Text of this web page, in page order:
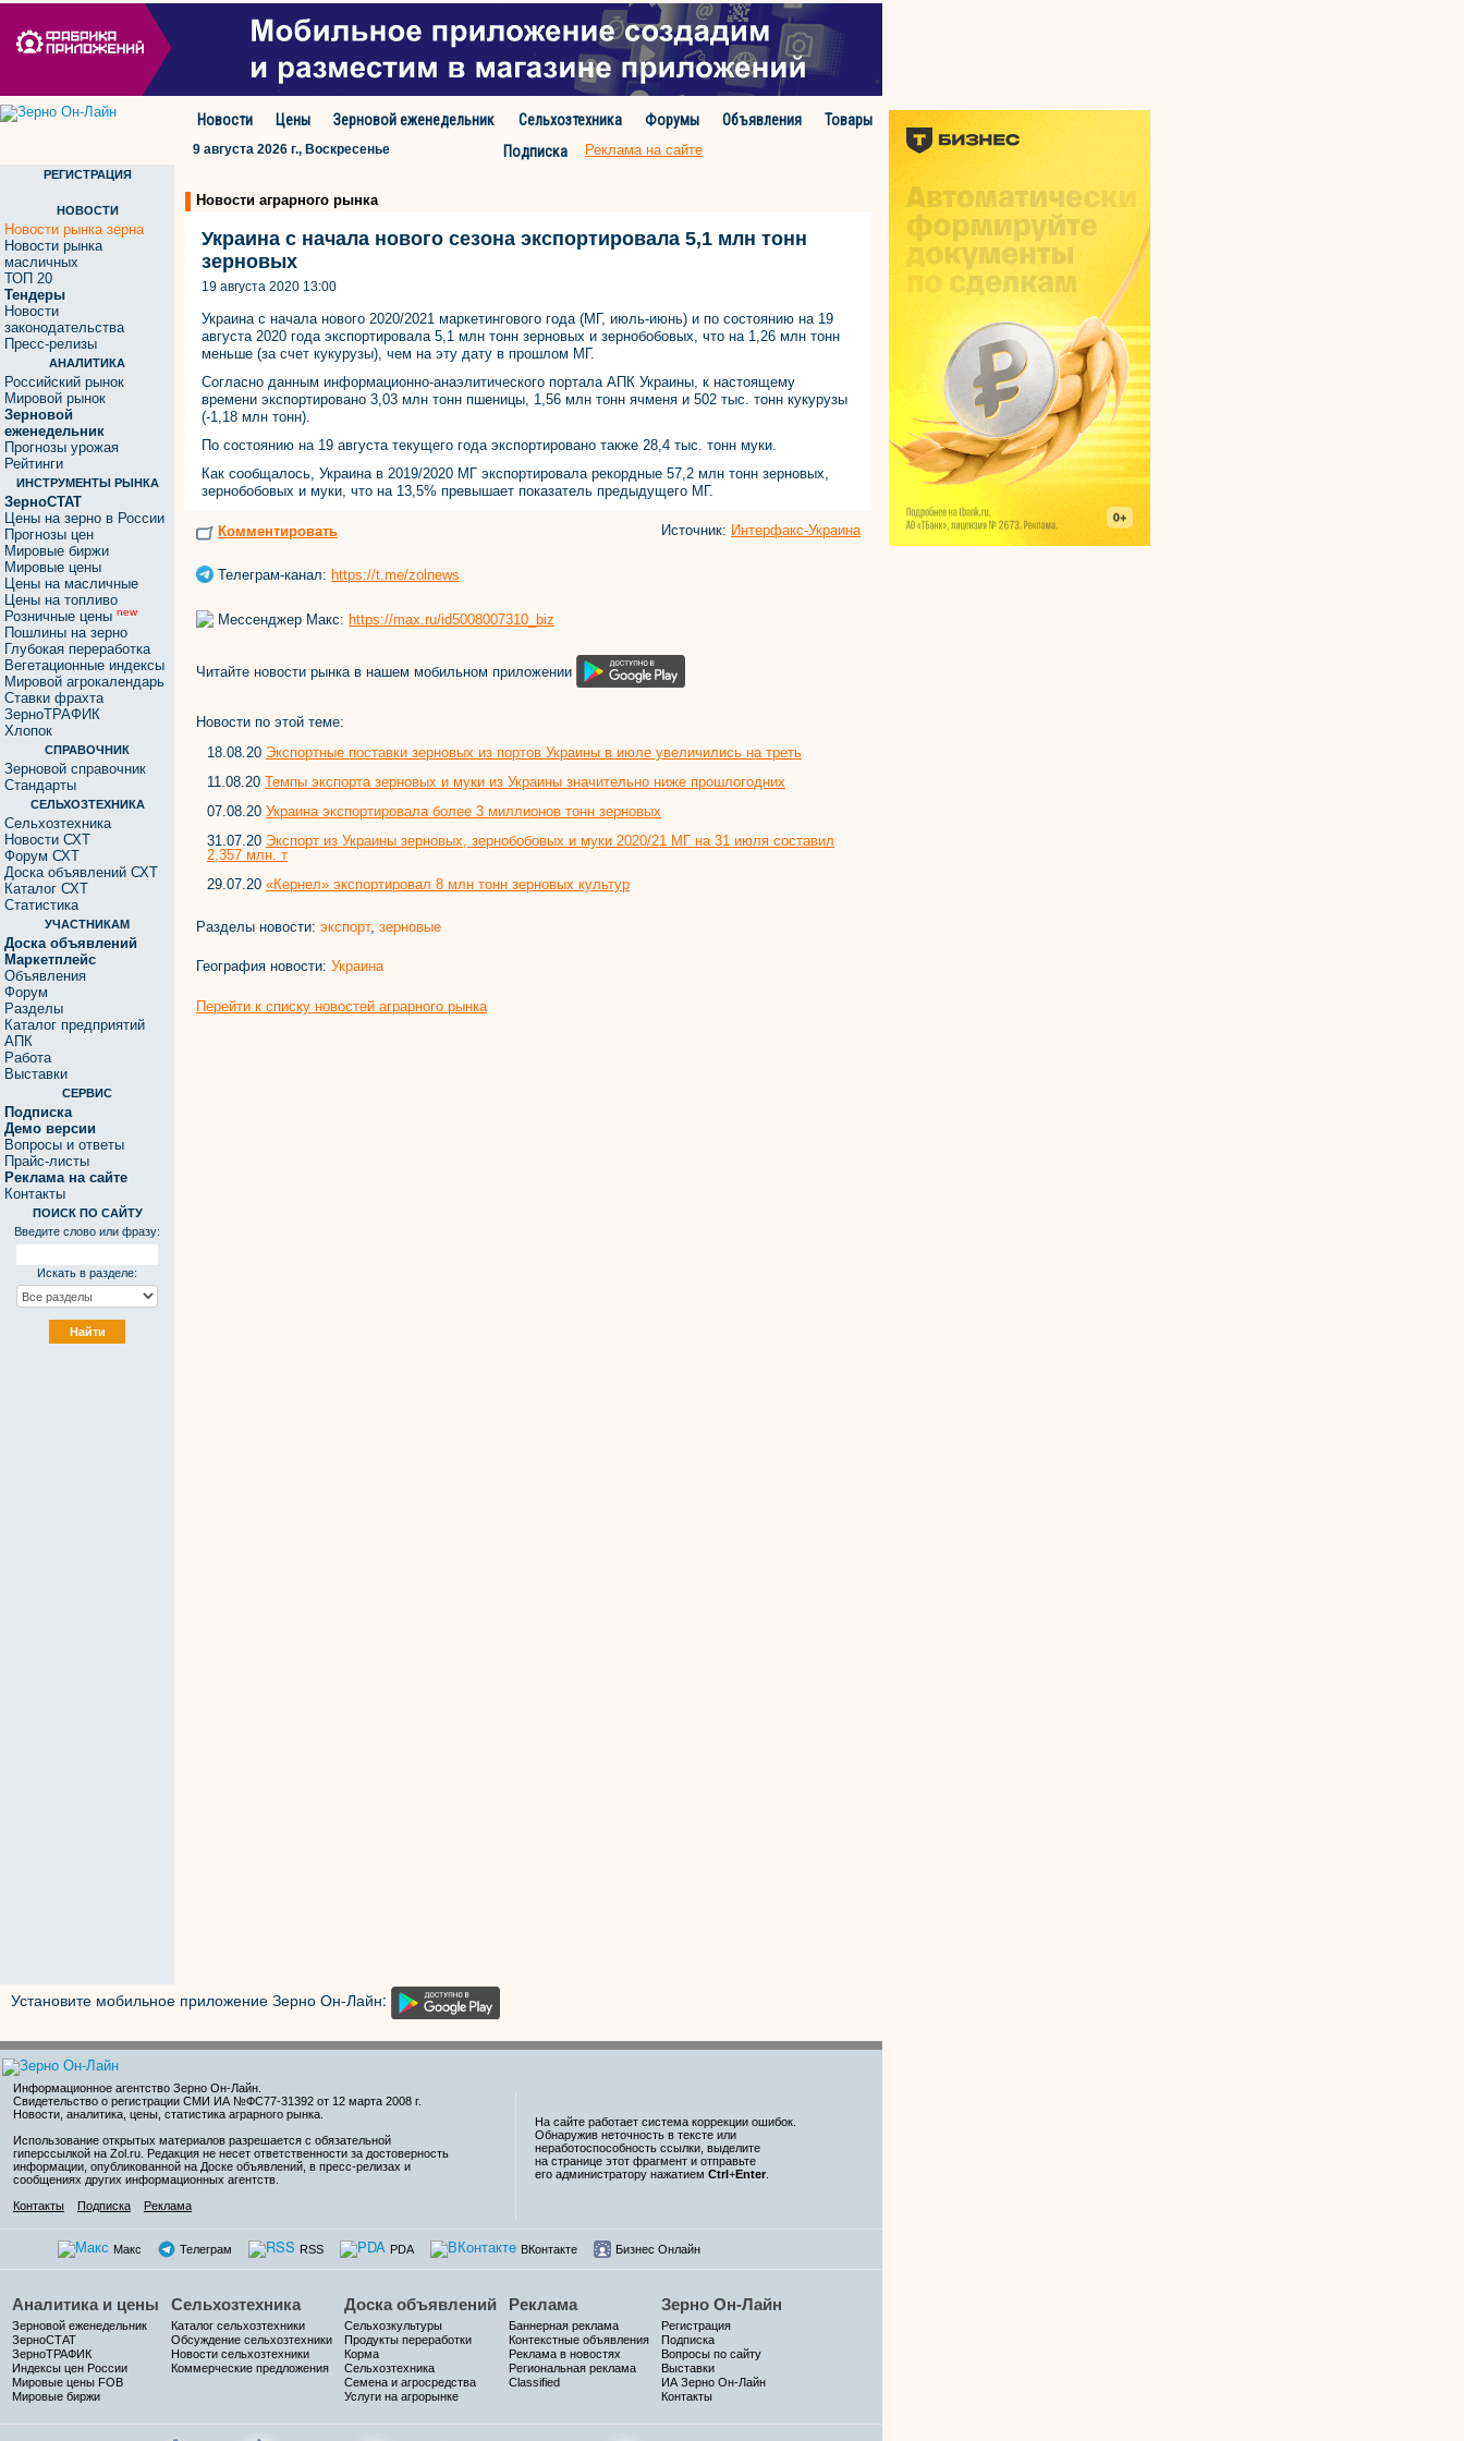
Новости Цены Зерновой еженедельник Сельхозтехника Форумы Объявления
Товары
Подписка
9 августа 2026 г., Воскресенье Реклама на сайте
РЕГИСТРАЦИЯ
НОВОСТИ
Новости рынка зерна
Новости рынка
масличных
ТОП 20
Тендеры
Новости
законодательства
Пресс-релизы
АНАЛИТИКА
Российский рынок
Мировой рынок
Зерновой
еженедельник
Прогнозы урожая
Рейтинги
ИНСТРУМЕНТЫ РЫНКА
ЗерноСТАТ
Цены на зерно в России
Прогнозы цен
Мировые биржи
Мировые цены
Цены на масличные
Цены на топливо
Розничные цены new
Пошлины на зерно
Глубокая переработка
Вегетационные индексы
Мировой агрокалендарь
Ставки фрахта
ЗерноТРАФИК
Хлопок
СПРАВОЧНИК
Зерновой справочник
Стандарты
СЕЛЬХОЗТЕХНИКА
Сельхозтехника
Новости СХТ
Форум СХТ
Доска объявлений СХТ
Каталог СХТ
Статистика
УЧАСТНИКАМ
Доска объявлений
Маркетплейс
Объявления
Форум
Разделы
Каталог предприятий
АПК
Работа
Выставки
СЕРВИС
Подписка
Демо версии
Вопросы и ответы
Прайс-листы
Реклама на сайте
Контакты
ПОИСК ПО САЙТУ
Введите слово или фразу:
Искать в разделе:
Новости аграрного рынка
Украина с начала нового сезона экспортировала 5,1 млн тонн
зерновых
19 августа 2020 13:00
Украина с начала нового 2020/2021 маркетингового года (МГ, июль-июнь) и по состоянию на 19
августа 2020 года экспортировала 5,1 млн тонн зерновых и зернобобовых, что на 1,26 млн тонн
меньше (за счет кукурузы), чем на эту дату в прошлом МГ.
Согласно данным информационно-анаэлитического портала АПК Украины, к настоящему
времени экспортировано 3,03 млн тонн пшеницы, 1,56 млн тонн ячменя и 502 тыс. тонн кукурузы
(-1,18 млн тонн).
По состоянию на 19 августа текущего года экспортировано также 28,4 тыс. тонн муки.
Как сообщалось, Украина в 2019/2020 МГ экспортировала рекордные 57,2 млн тонн зерновых,
зернобобовых и муки, что на 13,5% превышает показатель предыдущего МГ.
Комментировать Источник: Интерфакс-Украина
Телеграм-канал: https://t.me/zolnews
Мессенджер Макс: https://max.ru/id5008007310_biz
Читайте новости рынка в нашем мобильном приложении
Новости по этой теме:
18.08.20 Экспортные поставки зерновых из портов Украины в июле увеличились на треть
11.08.20 Темпы экспорта зерновых и муки из Украины значительно ниже прошлогодних
07.08.20 Украина экспортировала более 3 миллионов тонн зерновых
31.07.20 Экспорт из Украины зерновых, зернобобовых и муки 2020/21 МГ на 31 июля составил
2,357 млн. т
29.07.20 «Кернел» экспортировал 8 млн тонн зерновых культур
Разделы новости: экспорт, зерновые
География новости: Украина
Перейти к списку новостей аграрного рынка
Установите мобильное приложение Зерно Он-Лайн:
Информационное агентство Зерно Он-Лайн
Свидетельство о регистрации СМИ ИА №ФС77-31392 от 12 марта 2008 г.
Новости, аналитика, цены, статистика аграрного рынка.
Использование открытых материалов разрешается с обязательной
гиперссылкой на Zol.ru. Редакция не несет ответственности за достоверность
информации, опубликованной на Доске объявлений, в пресс-релизах и
сообщениях других информационных агентств.
Контакты
Подписка Реклама
На сайте работает система коррекции ошибок.
Обнаружив неточность в тексте или
неработоспособность ссылки, выделите
на странице этот фрагмент и отправьте
его администратору нажатием Ctrl+Enter
Макс Телеграм RSS PDA ВКонтакте Бизнес Онлайн
Аналитика и цены
Зерновой еженедельник
ЗерноСТАТ
ЗерноТРАФИК
Индексы цен России
Мировые цены FOB
Мировые биржи
Сельхозтехника
Каталог сельхозтехники
Обсуждение сельхозтехники
Новости сельхозтехники
Коммерческие предложения
Доска объявлений
Сельхозкультуры
Продукты переработки
Корма
Сельхозтехника
Семена и агросредства
Услуги на агрорынке
Реклама
Баннерная реклама
Контекстные объявления
Реклама в новостях
Региональная реклама
Classified
Зерно Он-Лайн
Регистрация
Подписка
Вопросы по сайту
Выставки
ИА Зерно Он-Лайн
Контакты